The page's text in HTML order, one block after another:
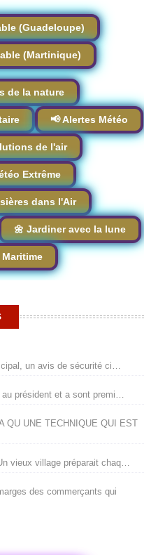
(Guadeloupe)
(Martinique)
de la nature
📢 Alertes Météo
de l'air
Extrême
dans l'Air
🌼 Jardiner avec la lune
Maritime
un avis de sécurité ci…
au président et a sont premi…
QU UNE TECHNIQUE QUI EST
vieux village préparait chaq…
des commerçants qui